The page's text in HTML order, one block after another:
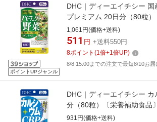
ポイントUPジャンル
DHC｜ディーエイチシー
プレミアム 20日分（80粒）
1,061円(価格+送料)
511 円 +送料550円
8ポイント (1倍+1倍UP)
8/8 15:00までの注文で最短8/10お届
DHC｜ディーエイチシー カ
分（80粒）〔栄養補助食品〕
931円(価格+送料)